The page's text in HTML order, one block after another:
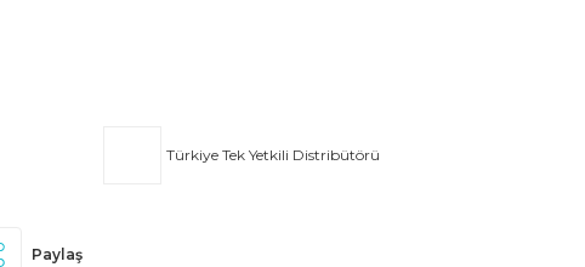
Türkiye Tek Yetkili Distribütörü
Paylaş